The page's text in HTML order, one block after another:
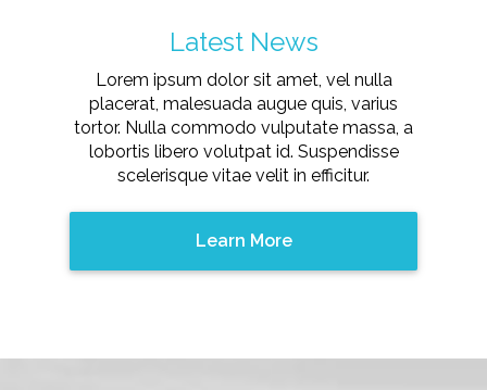
Lorem ipsum dolor sit amet, vel nulla
placerat, malesuada augue quis, varius
tortor. Nulla commodo vulputate massa, a
lobortis libero volutpat id. Suspendisse
scelerisque vitae velit in efficitur.
Latest News
Learn More